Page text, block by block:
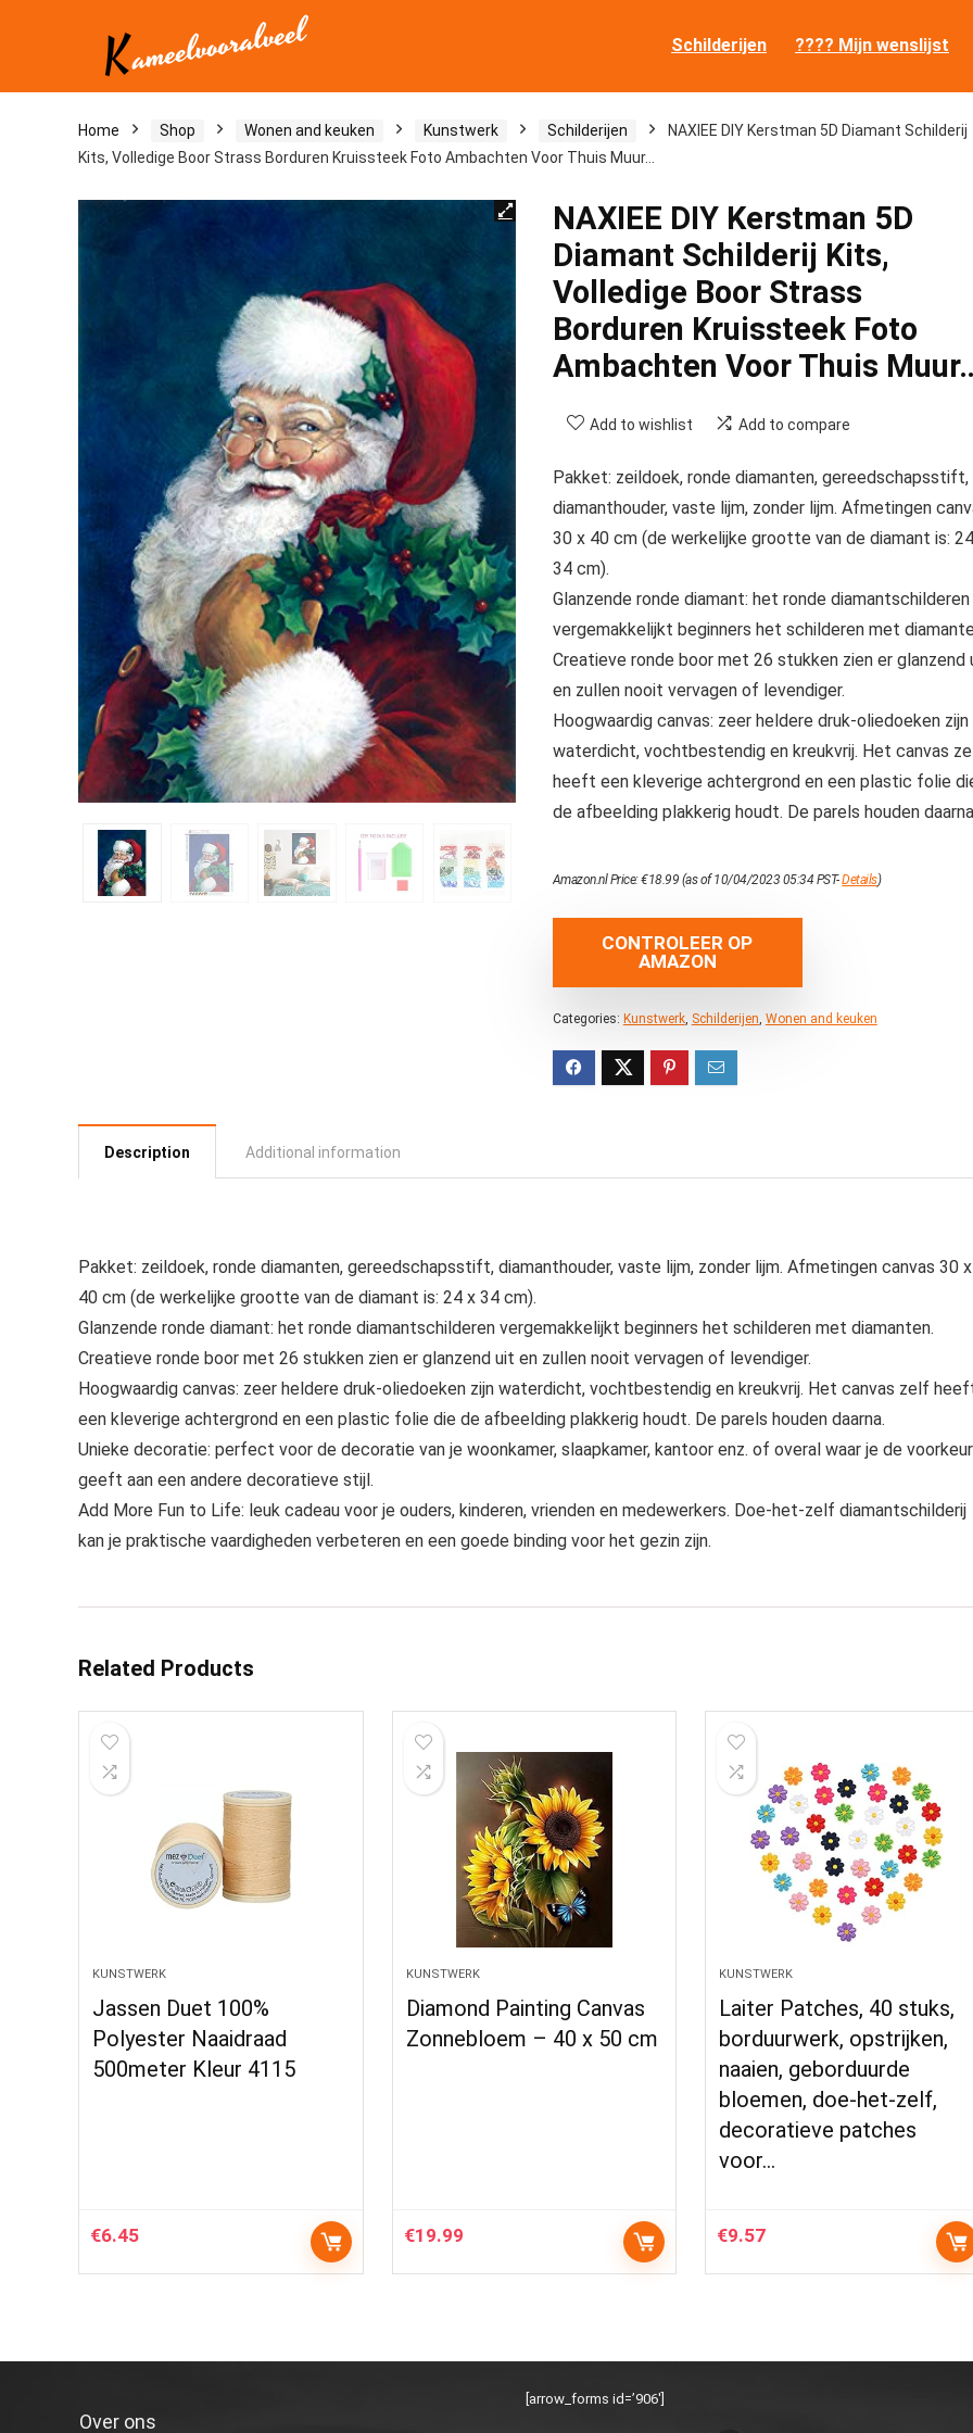
Schilderijen ???? Mijn wenslijst
Home Shop Wonen and keuken Kunstwerk Schilderijen
NAXIEE DIY Kerstman 5D Diamant Schilderij
Kits, Volledige Boor Strass Borduren Kruissteek Foto Ambachten Voor Thuis Muur…
NAXIEE DIY Kerstman 5D
Diamant Schilderij Kits,
Volledige Boor Strass
Borduren Kruissteek Foto
Ambachten Voor Thuis
Add to wishlist Add to compare
Pakket: zeildoek, ronde diamanten, gereedschapsstift,
diamanthouder, vaste lijm, zonder lijm. Afmetingen
30 x 40 cm (de werkelijke grootte van de diamant is:
34 cm).
Glanzende ronde diamant: het ronde diamantschilderen
vergemakkelijkt beginners het schilderen met
Creatieve ronde boor met 26 stukken zien er glanzend
en zullen nooit vervagen of levendiger.
Hoogwaardig canvas: zeer heldere druk-oliedoeken zijn
waterdicht, vochtbestendig en kreukvrij. Het canvas
heeft een kleverige achtergrond en een plastic folie
de afbeelding plakkerig houdt. De parels houden
Amazon.nl Price:€18.99 (as of 10/04/2023 05:34 PST-Details)
CONTROLEER OP
AMAZON
Categories: Kunstwerk, Schilderijen, Wonen and keuken
Description Additional information
Pakket: zeildoek, ronde diamanten, gereedschapsstift, diamanthouder, vaste lijm, zonder lijm. Afmetingen canvas 30 x
40 cm (de werkelijke grootte van de diamant is: 24 x 34 cm).
Glanzende ronde diamant: het ronde diamantschilderen vergemakkelijkt beginners het schilderen met diamanten.
Creatieve ronde boor met 26 stukken zien er glanzend uit en zullen nooit vervagen of levendiger.
Hoogwaardig canvas: zeer heldere druk-oliedoeken zijn waterdicht, vochtbestendig en kreukvrij. Het canvas zelf
een kleverige achtergrond en een plastic folie die de afbeelding plakkerig houdt. De parels houden daarna.
Unieke decoratie: perfect voor de decoratie van je woonkamer, slaapkamer, kantoor enz. of overal waar je de voorkeur
geeft aan een andere decoratieve stijl.
Add More Fun to Life: leuk cadeau voor je ouders, kinderen, vrienden en medewerkers. Doe-het-zelf diamantschilderij
kan je praktische vaardigheden verbeteren en een goede binding voor het gezin zijn.
Related Products
KUNSTWERK
Jassen Duet 100%
Polyester Naaidraad
500meter Kleur 4115
€6.45
KUNSTWERK
Diamond Painting Canvas
Zonnebloem – 40 x 50 cm
€19.99
KUNSTWERK
Laiter Patches, 40 stuks,
borduurwerk, opstrijken,
naaien, geborduurde
bloemen, doe-het-zelf,
decoratieve patches
voor…
€9.57
Over ons
[arrow_forms id=’906′]